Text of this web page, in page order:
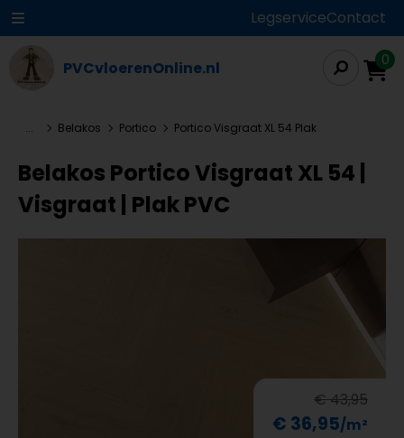
LegserviceContact
PVCvloerenOnline.nl 0
... Belakos Portico Portico Visgraat XL 54 Plak
Belakos Portico Visgraat XL 54 |
Visgraat | Plak PVC
€ 43,95
€ 36,95